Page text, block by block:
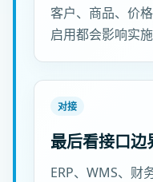
客户、商品、价
启用都会影响实
对接
最后看接口边
ERP、WMS、财